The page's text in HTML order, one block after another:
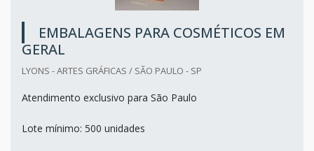
EMBALAGENS PARA COSMÉTICOS EM
GERAL
LYONS - ARTES GRÁFICAS / SÃO PAULO - SP
Atendimento exclusivo para São Paulo
Lote mínimo: 500 unidades